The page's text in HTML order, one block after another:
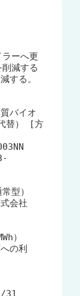
ーへ更
減する
する。
バイオ
替） [方
型）
会社
）
の利
31